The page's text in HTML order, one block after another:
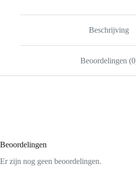
Beschrijving
Beoordelingen
Beoordelingen
Er zijn nog geen beoordelingen.